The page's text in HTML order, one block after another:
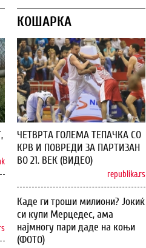
КОШАРКА
ЧЕТВРТА ГОЛЕМА ТЕПАЧКА СО
КРВ И ПОВРЕДИ ЗА ПАРТИЗАН
ВО 21. ВЕК (ВИДЕО)
republika.rs
Каде ги троши милиони? Јокиќ
си купи Мерцедес, ама
најмногу пари даде на коњи
(ФОТО)